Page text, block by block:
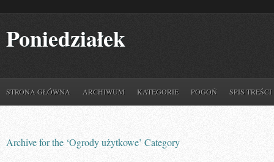
Poniedziałek
STRONA GŁÓWNA ARCHIWUM KATEGORIE POGOŃ SPIS TREŚCI
Archive for the ‘Ogrody użytkowe’ Category